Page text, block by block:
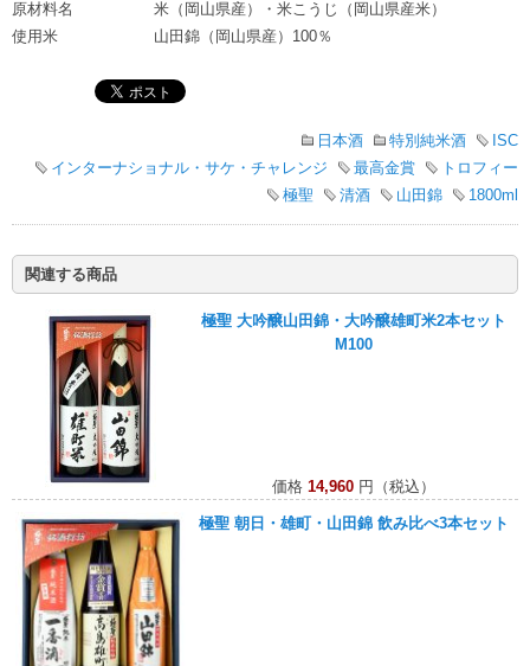
原材料名
米（岡山県産）・米こうじ（岡山県産米）
使用米
山田錦（岡山県産）100％
日本酒 特別純米酒
ISC
インターナショナル・サケ・チャレンジ
最高金賞
トロフィー
極聖
清酒 山田錦 1800ml
関連する商品
極聖 大吟醸山田錦・大吟醸雄町米2本セット
M100
価格 14,960 円（税込）
極聖 朝日・雄町・山田錦 飲み比べ3本セット